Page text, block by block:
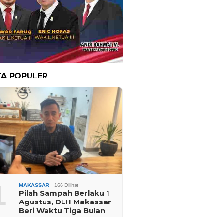
POPULER
MAKASSAR 166 Dilihat
Pilah Sampah Berlaku 1
Agustus, DLH Makassar
Beri Waktu Tiga Bulan